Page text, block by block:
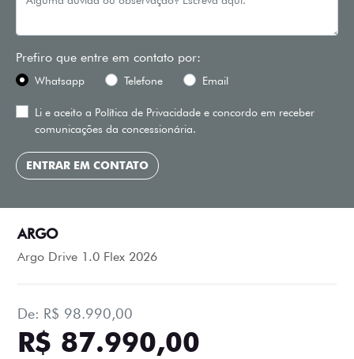
Prefiro que entre em contato por:
Whatsapp Telefone Email
Li e aceito a Política de Privacidade e concordo em receber
comunicações da concessionária.
ENTRAR EM CONTATO
ARGO
Argo Drive 1.0 Flex 2026
De: R$ 98.990,00
R$ 87.990,00